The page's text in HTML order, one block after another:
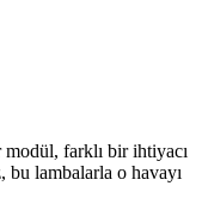
modül, farklı bir ihtiyacı
bu lambalarla o havayı